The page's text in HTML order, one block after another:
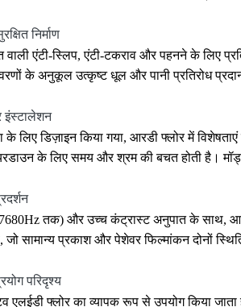
निर्माण
एंटी-स्लिप, एंटी-टकराव और पहनने के लिए
के अनुकूल उत्कृष्ट धूल और पानी प्रतिरोध
इंस्टालेशन
के लिए डिज़ाइन किया गया, आरडी फ्लोर में विशेषताएं
के लिए समय और श्रम की बचत होती है।
तक) और उच्च कंट्रास्ट अनुपात के साथ,
जो सामान्य प्रकाश और पेशेवर फिल्मांकन दोनों
परिदृश्य
एलईडी फ्लोर का व्यापक रूप से उपयोग किया जाता